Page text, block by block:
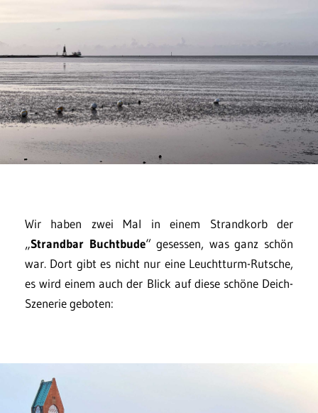
Wir haben zwei Mal in einem Strandkorb der
„Strandbar Buchtbude“ gesessen, was ganz schön
war. Dort gibt es nicht nur eine Leuchtturm-Rutsche,
es wird einem auch der Blick auf diese schöne Deich-
Szenerie geboten: